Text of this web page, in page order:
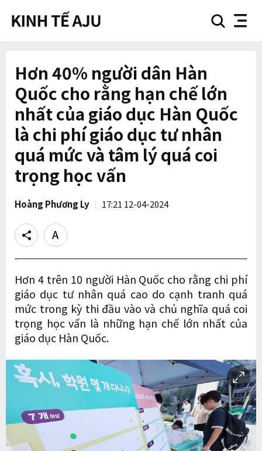
searchnav
Hơn 40% người dân Hàn
Quốc cho rằng hạn chế lớn
nhất của giáo dục Hàn Quốc
là chi phí giáo dục tư nhân
quá mức và tâm lý quá coi
trọng học vấn
Hoàng Phương Ly 17:21 12-04-2024
Share
Text
size
Hơn 4 trên 10 người Hàn Quốc cho rằng chi phí
giáo dục tư nhân quá cao do cạnh tranh quá
mức trong kỳ thi đầu vào và chủ nghĩa quá coi
trọng học vấn là những hạn chế lớn nhất của
giáo dục Hàn Quốc.